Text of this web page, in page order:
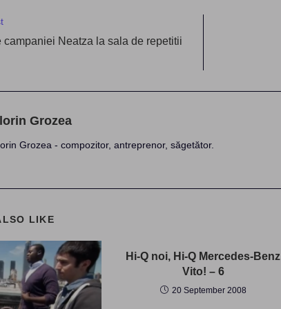
Neatza la sala de repetitii
Grozea
Grozea - compozitor, antreprenor, săgetător.
LIKE
Hi-Q noi, Hi-Q Mercedes-Benz
Vito! – 6
20 September 2008